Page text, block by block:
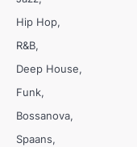
Hip Hop
R&B
Deep House
Funk
Bossanova
Spaans